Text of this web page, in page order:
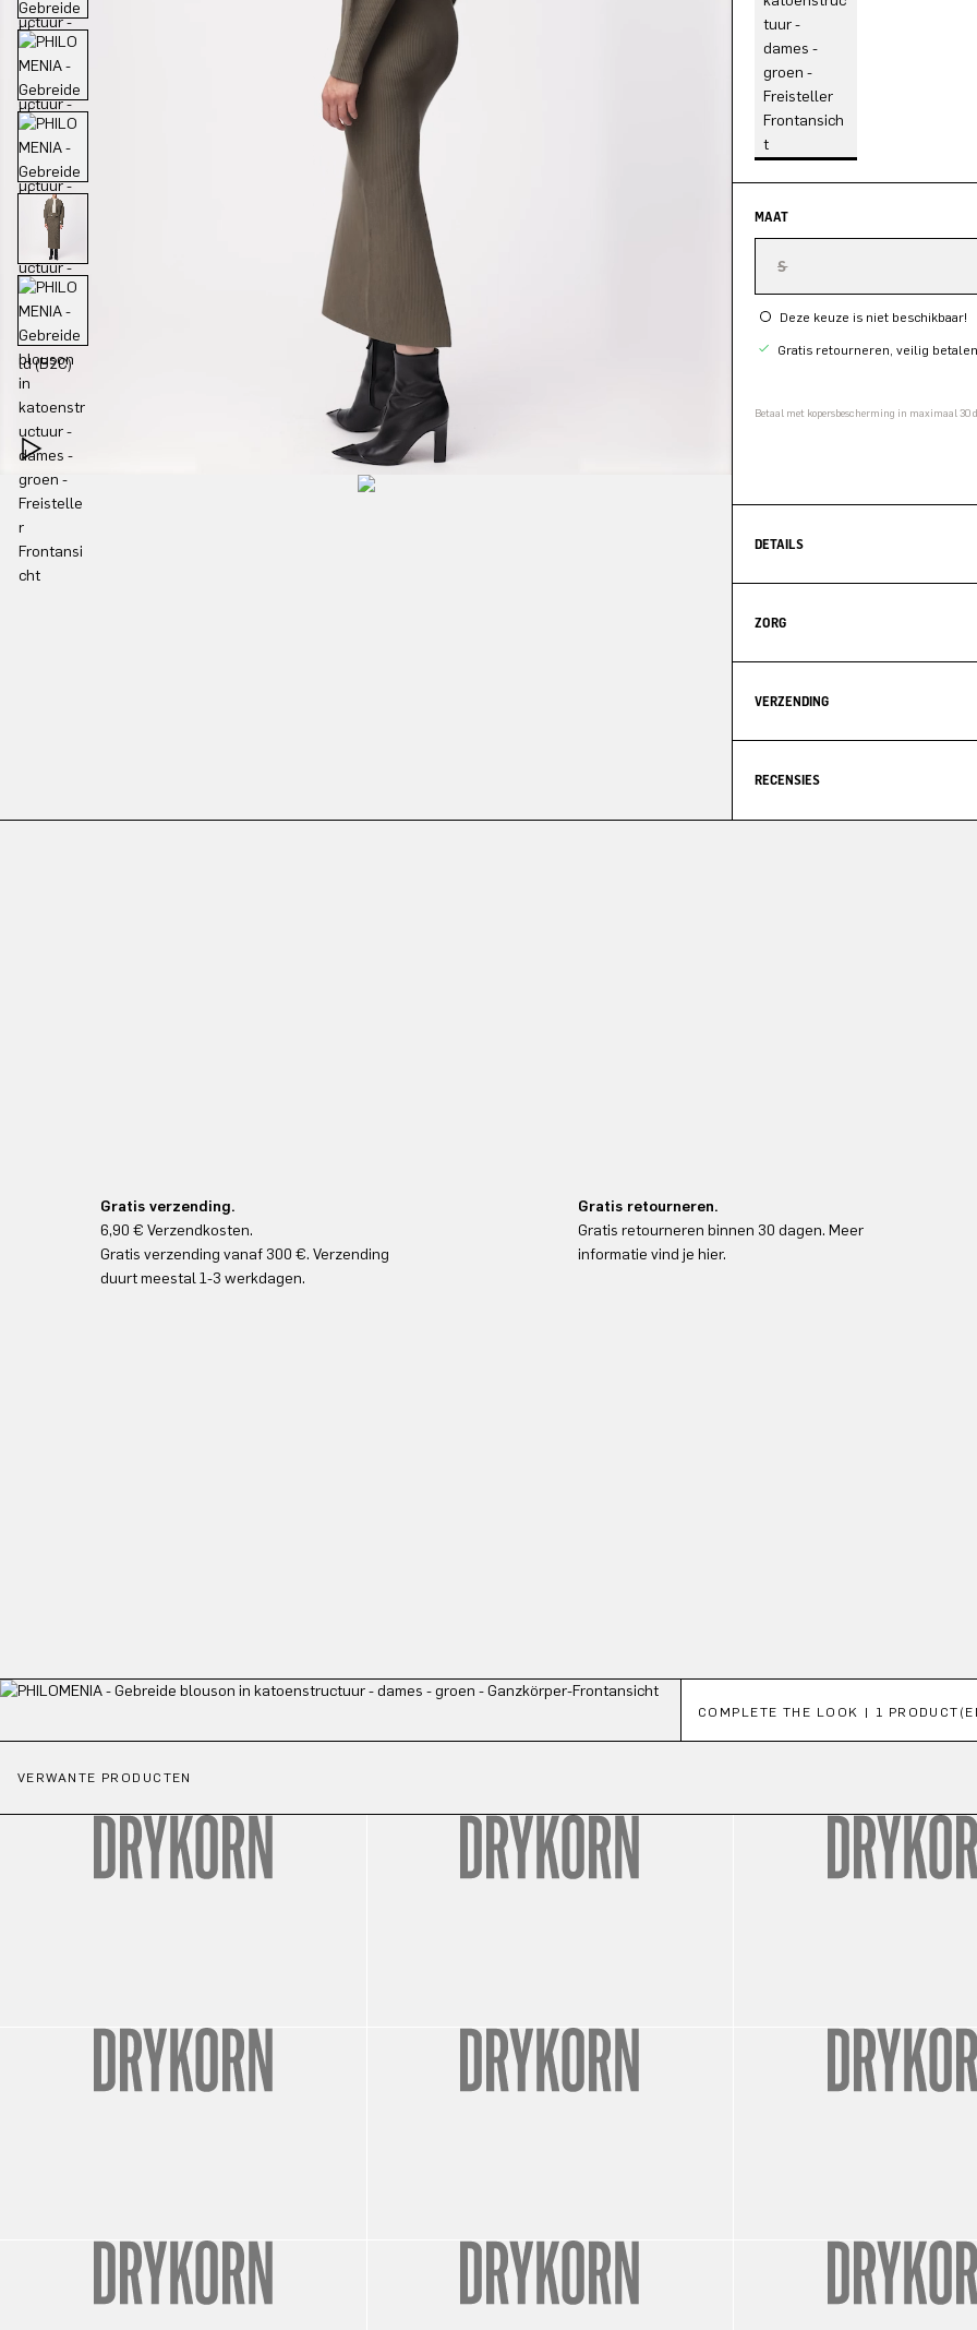
MAAT
S
Deze keuze is niet beschikbaar!
Gratis retourneren, veilig betalen
Betaal met kopersbescherming in maximaal 30
DETAILS
ZORG
VERZENDING
RECENSIES
Gratis verzending.
6,90 € Verzendkosten.
Gratis verzending vanaf 300 €. Verzending
duurt meestal 1-3 werkdagen.
Gratis retourneren.
Gratis retourneren binnen 30 dagen. Meer
informatie vind je hier.
COMPLETE THE LOOK | 1
VERWANTE PRODUCTEN